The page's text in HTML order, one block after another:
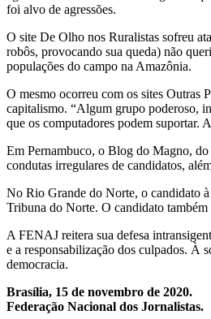
foi alvo de agressões.
O site De Olho nos Ruralistas sofreu
robôs, provocando sua queda) não
populações do campo na Amazônia.
O mesmo ocorreu com os sites Outras
capitalismo. “Algum grupo poderoso,
que os computadores podem suportar.
Em Pernambuco, o Blog do Magno, do
condutas irregulares de candidatos,
No Rio Grande do Norte, o candidato
Tribuna do Norte. O candidato
A FENAJ reitera sua defesa
e a responsabilização dos culpados. À
democracia.
Brasília, 15 de novembro de 2020.
Federação Nacional dos Jornalistas.